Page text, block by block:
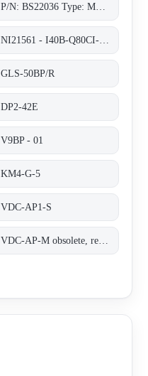
GLS-50BP/R
DP2-42E
V9BP - 01
KM4-G-5
VDC-AP1-S